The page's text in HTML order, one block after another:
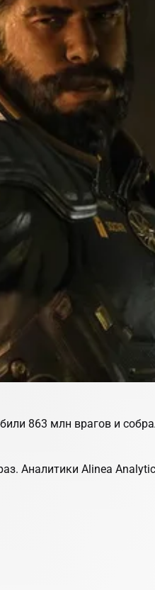
863 млн врагов и
Аналитики Alinea